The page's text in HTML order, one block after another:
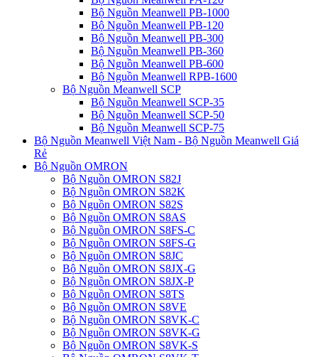
Bộ Nguồn Meanwell PB-1000
Bộ Nguồn Meanwell PB-120
Bộ Nguồn Meanwell PB-300
Bộ Nguồn Meanwell PB-360
Bộ Nguồn Meanwell PB-600
Bộ Nguồn Meanwell RPB-1600
Bộ Nguồn Meanwell SCP
Bộ Nguồn Meanwell SCP-35
Bộ Nguồn Meanwell SCP-50
Bộ Nguồn Meanwell SCP-75
Bộ Nguồn Meanwell Việt Nam - Bộ Nguồn Meanwell Giá
Rẻ
Bộ Nguồn OMRON
Bộ Nguồn OMRON S82J
Bộ Nguồn OMRON S82K
Bộ Nguồn OMRON S82S
Bộ Nguồn OMRON S8AS
Bộ Nguồn OMRON S8FS-C
Bộ Nguồn OMRON S8FS-G
Bộ Nguồn OMRON S8JC
Bộ Nguồn OMRON S8JX-G
Bộ Nguồn OMRON S8JX-P
Bộ Nguồn OMRON S8TS
Bộ Nguồn OMRON S8VE
Bộ Nguồn OMRON S8VK-C
Bộ Nguồn OMRON S8VK-G
Bộ Nguồn OMRON S8VK-S